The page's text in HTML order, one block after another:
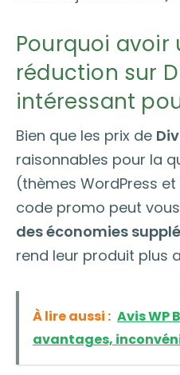
Pourquoi avoir
réduction sur
intéressant
Bien que les prix de
raisonnables pour la
(thèmes WordPress
code promo peut
des économies
rend leur produit plus
À lire aussi : Avis WP
avantages,